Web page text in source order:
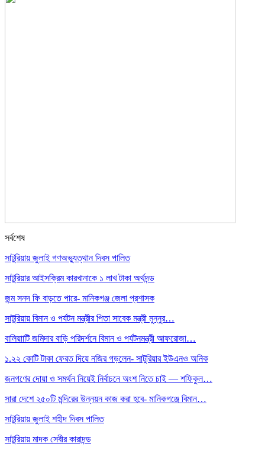
সর্বশেষ
সাটুরিয়ায় জুলাই গণঅভ্যুত্থান দিবস পালিত
সাটুরিয়ার আইসক্রিম কারখানাকে ১ লাখ টাকা অর্থদন্ড
জন্ম সনদ ফি বাড়তে পারে- মানিকগঞ্জ জেলা প্রশাসক
সাটুরিয়ায় বিমান ও পর্যটন মন্ত্রীর পিতা সাবেক মন্ত্রী মুন্নুর…
বালিয়াাটি জমিদার বাড়ি পরিদর্শনে বিমান ও পর্যটনমন্ত্রী আফরোজা…
১.২২ কোটি টাকা ফেরত দিয়ে নজির গড়লেন- সাটুরিয়ার ইউএনও অনিক
জনগণের দোয়া ও সমর্থন নিয়েই নির্বাচনে অংশ নিতে চাই — শফিকুল…
সারা দেশে ২৫০টি মন্দিরের উন্নয়ন কাজ করা হবে- মানিকগঞ্জে বিমান…
সাটুরিয়ায় জুলাই শহীদ দিবস পালিত
সাটুরিয়ায় মাদক সেবীর কারাদন্ড